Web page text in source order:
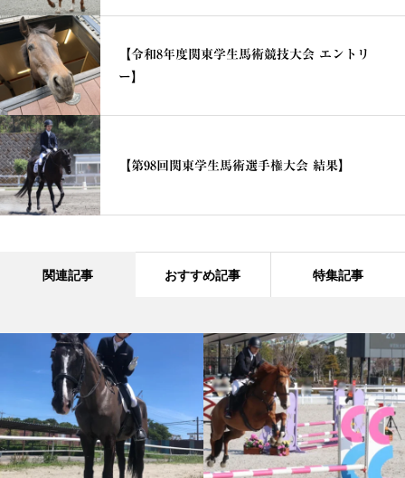
【令和8年度関東学生馬術競技大会 エントリ
ー】
【第98回関東学生馬術選手権大会 結果】
関連記事 おすすめ記事 特集記事